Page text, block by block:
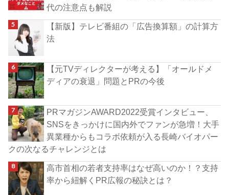
代の注意点も解説
【新版】テレビ番組の「広告換算額」の計算方
法
【元TVディレクターが考える】「オールドメ
ディアの衰退」問題とPRの今後
PRマガジンAWARD2022受賞インタビュー、
SNSをきっかけに国内外でファンが急増！大手
異業種からもコラボ依頼が入る長崎バイオパー
クの次なるチャレンジとは
高市首相の若者支持率はなぜ高いのか！？支持
率から紐解くPR広報の秘訣とは？